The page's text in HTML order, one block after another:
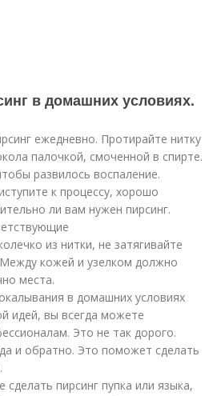
в домашних условиях.
ежедневно. Протирайте нитку
палочкой, смоченной в спирте.
развилось воспаление.
к процессу, хорошо
ли вам нужен пирсинг.
из нитки, не затягивайте
кожей и узелком должно
места.
в домашних условиях
идей, вы всегда можете
Это не так дорого.
и обратно. Это поможет сделать
сделать пирсинг пупка или языка,